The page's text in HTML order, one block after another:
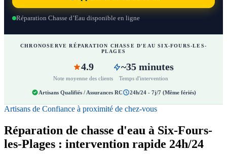
Réparation Chasse d’Eau disponible en ligne
CHRONOSERVE RÉPARATION CHASSE D'EAU SIX-FOURS-LES-
PLAGES
4.9
Note moyenne des clients
~35 minutes
Temps d'intervention
Artisans Qualifiés / Assurances RC 24h/24 - 7j/7 (Même fériés)
Artisans de Confiance à proximité de chez-vous
Réparation de chasse d'eau à Six-Fours-
les-Plages : intervention rapide 24h/24